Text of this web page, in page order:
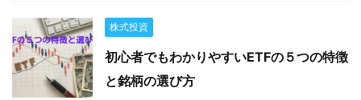
株式投資
初心者でもわかりやすいETFの５つの特徴
と銘柄の選び方